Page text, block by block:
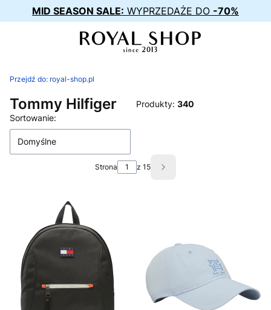
MID SEASON SALE: WYPRZEDAŻE DO -70%
Przejdź do: royal-shop.pl
Tommy Hilfiger Produkty: 340
Lista produktów
Sortowanie:
Domyślne
Strona z 15 Następne produkty